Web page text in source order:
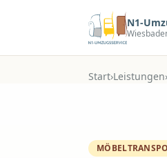
N1-
Start›Leistungen›